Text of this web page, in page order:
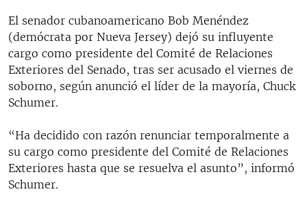
LOS SANTOS DE HIALEAH
DESINFORMACIÓN RUSA EN AMÉRICA LATINA
LA INVASIÓN DE RUSIA A UCRANIA
El senador cubanoamericano Bob Menéndez
(demócrata por Nueva Jersey) dejó su influyente
cargo como presidente del Comité de Relaciones
Exteriores del Senado, tras ser acusado el viernes de
soborno, según anunció el líder de la mayoría, Chuck
Schumer.
“Ha decidido con razón renunciar temporalmente a
su cargo como presidente del Comité de Relaciones
Exteriores hasta que se resuelva el asunto”, informó
Schumer.